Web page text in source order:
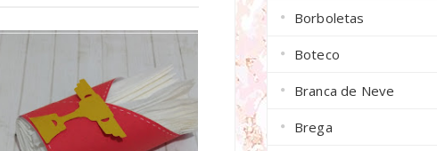
Borboletas
Boteco
Branca de Neve
Brega